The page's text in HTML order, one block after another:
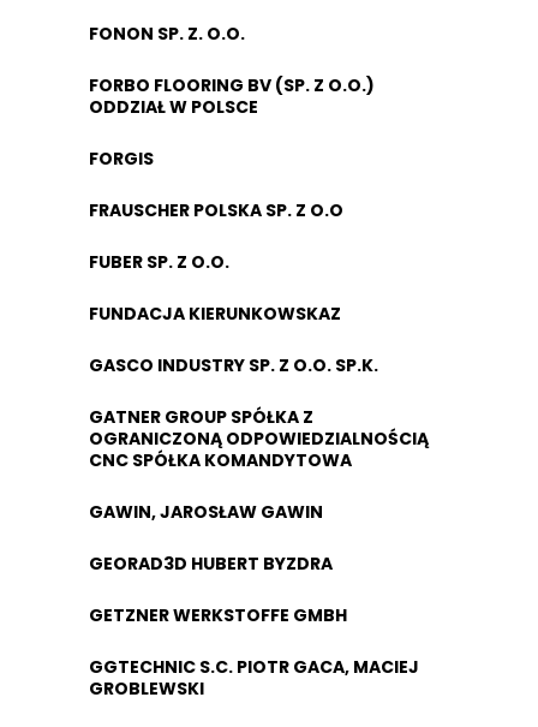
FONON SP. Z. O.O.
FORBO FLOORING BV (SP. Z O.O.)
ODDZIAŁ W POLSCE
FORGIS
FRAUSCHER POLSKA SP. Z O.O
FUBER SP. Z O.O.
FUNDACJA KIERUNKOWSKAZ
GASCO INDUSTRY SP. Z O.O. SP.K.
GATNER GROUP SPÓŁKA Z
OGRANICZONĄ ODPOWIEDZIALNOŚCIĄ
CNC SPÓŁKA KOMANDYTOWA
GAWIN, JAROSŁAW GAWIN
GEORAD3D HUBERT BYZDRA
GETZNER WERKSTOFFE GMBH
GGTECHNIC S.C. PIOTR GACA, MACIEJ
GROBLEWSKI